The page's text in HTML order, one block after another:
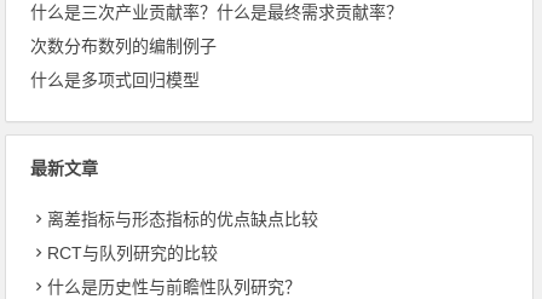
什么是三次产业贡献率？什么是最终需求贡献率？
次数分布数列的编制例子
什么是多项式回归模型
最新文章
离差指标与形态指标的优点缺点比较
RCT与队列研究的比较
什么是历史性与前瞻性队列研究？